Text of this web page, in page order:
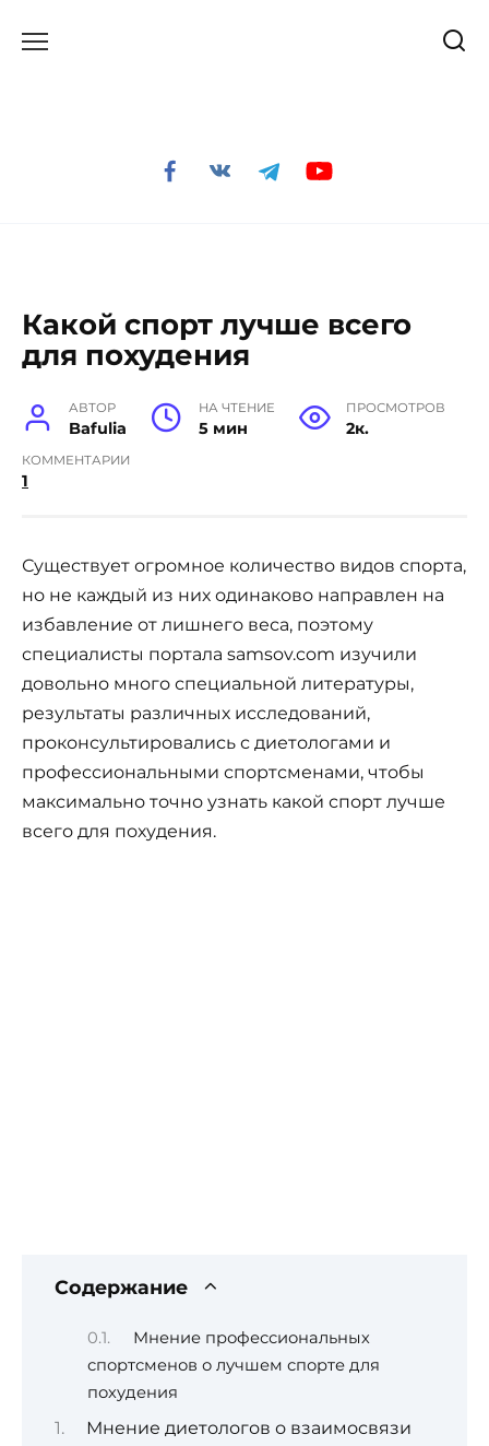
Какой спорт лучше всего
для похудения
АВТОР
Bafulia
НА ЧТЕНИЕ
5 мин
ПРОСМОТРОВ
2к.
КОММЕНТАРИИ
1
Существует огромное количество видов спорта,
но не каждый из них одинаково направлен на
избавление от лишнего веса, поэтому
специалисты портала samsov.com изучили
довольно много специальной литературы,
результаты различных исследований,
проконсультировались с диетологами и
профессиональными спортсменами, чтобы
максимально точно узнать какой спорт лучше
всего для похудения.
Содержание
Мнение профессиональных
спортсменов о лучшем спорте для
похудения
Мнение диетологов о взаимосвязи